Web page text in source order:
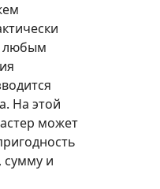
любым
На этой
может
сумму и